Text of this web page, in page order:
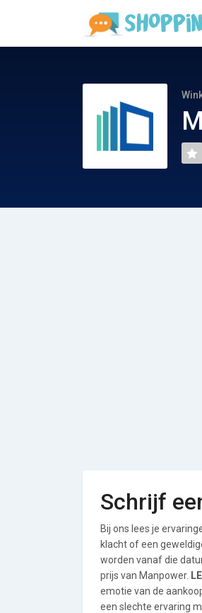
Schrijf
Bij ons lees je
klacht of een
worden vanaf die
prijs van Manpower.
emotie van de
een slechte ervaring